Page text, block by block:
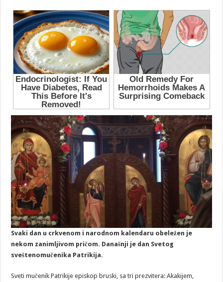
Svaki dan u crkvenom i narodnom kalendaru obeležen je
nekom zanimljivom pričom. Današnji je dan Svetog
sveštenomučenika Patrikija.
Sveti mučenik Patrikije episkop bruski, sa tri prezvitera: Akakijem,